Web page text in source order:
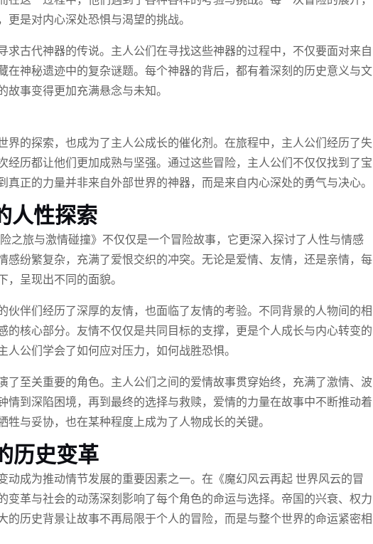
是对内心深处恐惧与渴望的挑战。
求古代神器的传说。主人公们在寻找这些神器的过程中，不仅要面对来自
在神秘遗迹中的复杂谜题。每个神器的背后，都有着深刻的历史意义与文
事变得更加充满悬念与未知。
界的探索，也成为了主人公成长的催化剂。在旅程中，主人公们经历了失
经历都让他们更加成熟与坚强。通过这些冒险，主人公们不仅仅找到了宝
真正的力量并非来自外部世界的神器，而是来自内心深处的勇气与决心。
人性探索
之旅与激情碰撞》不仅仅是一个冒险故事，它更深入探讨了人性与情感
感纷繁复杂，充满了爱恨交织的冲突。无论是爱情、友情，还是亲情，每
呈现出不同的面貌。
伙伴们经历了深厚的友情，也面临了友情的考验。不同背景的人物间的相
的核心部分。友情不仅仅是共同目标的支撑，更是个人成长与内心转变的
公们学会了如何应对压力，如何战胜恐惧。
了至关重要的角色。主人公们之间的爱情故事贯穿始终，充满了激情、波
情到深陷困境，再到最终的选择与救赎，爱情的力量在故事中不断推动着
牲与妥协，也在某种程度上成为了人物成长的关键。
历史变革
动成为推动情节发展的重要因素之一。在《魔幻风云再起 世界风云的冒
变革与社会的动荡深刻影响了每个角色的命运与选择。帝国的兴衰、权力
的历史背景让故事不再局限于个人的冒险，而是与整个世界的命运紧密相